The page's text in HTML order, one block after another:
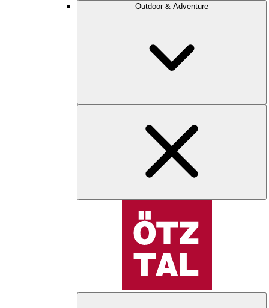
Outdoor & Adventure